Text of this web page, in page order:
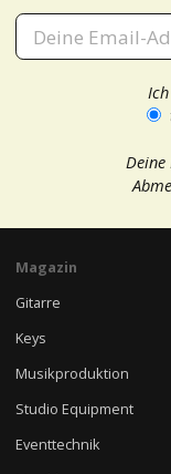
Magazin
Gitarre
Keys
Musikproduktion
Studio Equipment
Eventtechnik